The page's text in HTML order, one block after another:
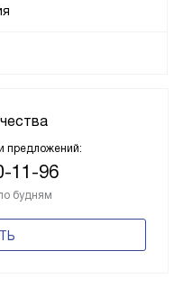
предложений:
11-96
будням